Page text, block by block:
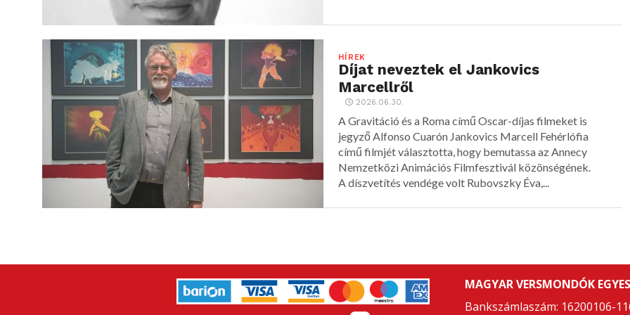
HÍREK
Díjat neveztek el Jankovics
Marcellről
2026.06.30.
A Gravitáció és a Roma című Oscar-díjas filmeket is
jegyző Alfonso Cuarón Jankovics Marcell Fehérlófia
című filmjét választotta, hogy bemutassa az Annecy
Nemzetközi Animációs Filmfesztivál közönségének.
A díszvetítés vendége volt Rubovszky Éva,...
MAGYAR VERSMONDÓK
Bankszámlaszám: 16200106-